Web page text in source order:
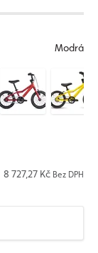
Modrá
8 727,27 Kč Bez DPH